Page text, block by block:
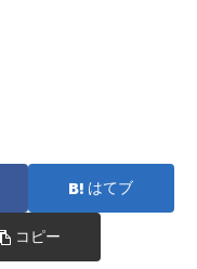
はてブ
コピー